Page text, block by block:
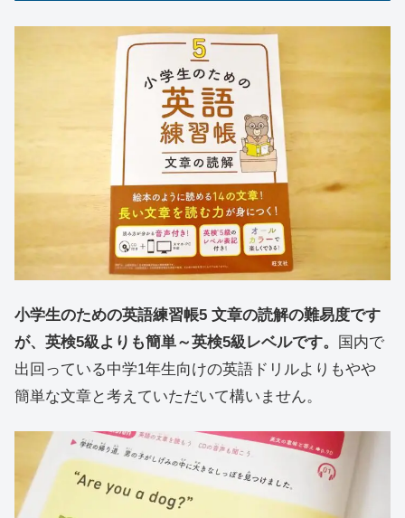
小学生のための英語練習帳5 文章の読解の難易度です
が、英検5級よりも簡単～英検5級レベルです。
国内で
出回っている中学1年生向けの英語ドリルよりもやや
簡単な文章と考えていただいて構いません。